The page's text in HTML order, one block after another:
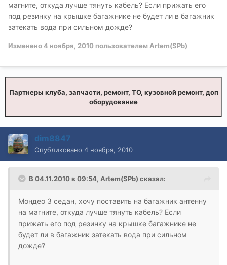
магните, откуда лучше тянуть кабель? Если прижать его
под резинку на крышке багажнике не будет ли в багажник
затекать вода при сильном дожде?
Изменено4 ноября, 2010 пользователем Artem(SPb)
Партнеры клуба, запчасти, ремонт, ТО, кузовной ремонт, доп
оборудование
dim8847
Опубликовано 4 ноября, 2010
В 04.11.2010 в 09:54, Artem(SPb) сказал:
Мондео 3 седан, хочу поставить на багажник антенну
на магните, откуда лучше тянуть кабель? Если
прижать его под резинку на крышке багажнике не
будет ли в багажник затекать вода при сильном
дожде?